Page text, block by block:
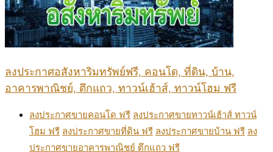
ลงประกาศอสังหาริมทรัพย์ฟรี, คอนโด, ที่ดิน, บ้าน,
อาคารพาณิชย์, ตึกแถว, ทาวน์เฮ้าส์, ทาวน์โฮม ฟรี
ลงประกาศขายคอนโด ฟรี ลงประกาศขายทาวน์เฮ้าส์ ทาวน์
โฮม ฟรี ลงประกาศขายที่ดิน ฟรี ลงประกาศขายบ้าน ฟรี ลง
ประกาศขายอาคารพาณิชย์ ตึกแถว ฟรี